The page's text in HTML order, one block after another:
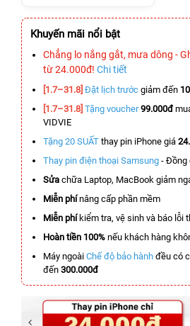
Khuyến mãi nổi bật
Chẳng lo nắng gắt, mưa dông -
từ 24.000đ! Chi tiết
[1.7–31.8] Đặt lịch trước giảm đến
[1.7–31.8] Tặng voucher 99.000đ
VIDVIE
Tặng 20 SUẤT thay pin iPhone giá
Thay pin điện thoại Samsung - Đồng
Sửa chữa Laptop, MacBook giảm
Miễn phínâng cấp phần mềm
Miễn phíkiểm tra, vệ sinh và báo lỗi
Hoàn tiền 100% nếu khách hàng
Máy ngoài Chế độ bảo hành đều có
đến 300.000đ